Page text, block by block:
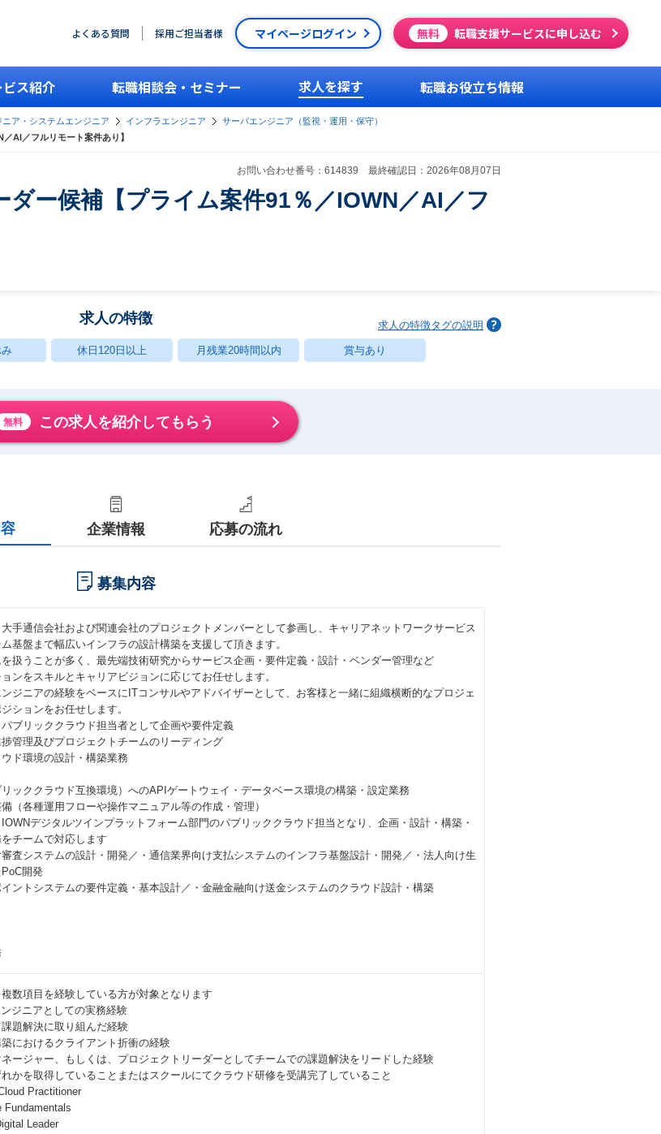
よくある質問 採用ご担当者様 マイページログイン 無料 転職支援サービスに申し込む
ス紹介 転職相談会・セミナー 求人を探す 転職お役立ち情報
ニア・システムエンジニア インフラエンジニア
サーバエンジニア（監視・運用・保守）
AI／フルリモート案件あり】
お問い合わせ番号：614839 最終確認日：2026年08月07日
ー候補【プライム案件91％／IOWN／AI／フ
求人の特徴 求人の特徴タグの説明
休日120日以上 月残業20時間以内 賞与あり
無料 この求人を紹介してもらう
企業情報 応募の流れ
募集内容
大手通信会社および関連会社のプロジェクトメンバーとして参画し、キャリアネットワークサービス
基盤まで幅広いインフラの設計構築を支援して頂きます。
を扱うことが多く、最先端技術研究からサービス企画・要件定義・設計・ベンダー管理など
ンをスキルとキャリアビジョンに応じてお任せします。
ジニアの経験をベースにITコンサルやアドバイザーとして、お客様と一緒に組織横断的なプロジェ
ションをお任せします。
パブリッククラウド担当者として企画や要件定義
捗管理及びプロジェクトチームのリーディング
ウド環境の設計・構築業務
リッククラウド互換環境）へのAPIゲートウェイ・データベース環境の構築・設定業務
（各種運用フローや操作マニュアル等の作成・管理）
IOWNデジタルツインプラットフォーム部門のパブリッククラウド担当となり、企画・設計・構築・
チームで対応します
査システムの設計・開発／・通信業界向け支払システムのインフラ基盤設計・開発／・法人向け生
開発
イントシステムの要件定義・基本設計／・金融金融向け送金システムのクラウド設計・構築
数項目を経験している方が対象となります
ジニアとしての実務経験
題解決に取り組んだ経験
におけるクライアント折衝の経験
ージャー、もしくは、プロジェクトリーダーとしてチームでの課題解決をリードした経験
かを取得していることまたはスクールにてクラウド研修を受講完了していること
Practitioner
Fundamentals
Leader